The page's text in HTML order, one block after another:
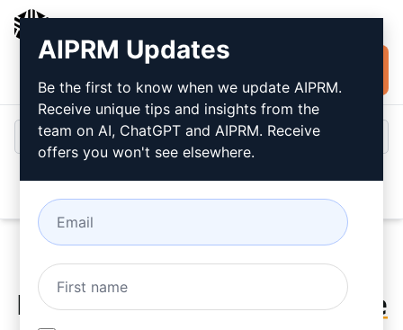
installieren
Probieren Sie diesesClaude
AIPRM Updates
Be the first to know when we update AIPRM.
Receive unique tips and insights from the
team on AI, ChatGPT and AIPRM. Receive
offers you won't see elsewhere.